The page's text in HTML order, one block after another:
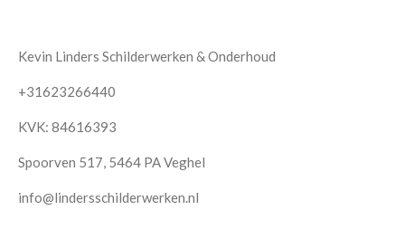
Kevin Linders Schilderwerken & Onderhoud
+31623266440
KVK: 84616393
Spoorven 517, 5464 PA Veghel
info@lindersschilderwerken.nl